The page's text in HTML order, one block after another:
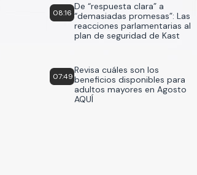
08:16
De “respuesta clara” a
“demasiadas promesas”: Las
reacciones parlamentarias al
plan de seguridad de Kast
07:49
Revisa cuáles son los
beneficios disponibles para
adultos mayores en Agosto
AQUÍ